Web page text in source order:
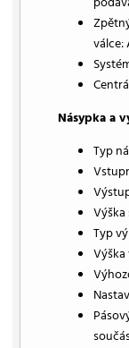
válce:
Násypka a
Typ
Typ